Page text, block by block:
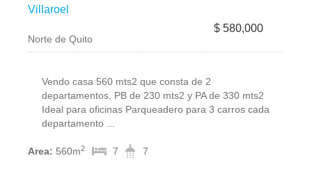
Villaroel
$ 580,000
Norte de Quito
Vendo casa 560 mts2 que consta de 2
departamentos, PB de 230 mts2 y PA de 330 mts2
Ideal para oficinas Parqueadero para 3 carros cada
departamento ...
Area: 560m2 7 7